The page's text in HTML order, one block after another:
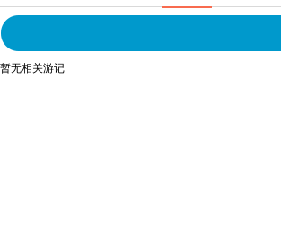
暂无相关游记